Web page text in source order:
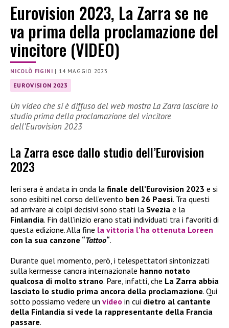
Eurovision 2023, La Zarra se ne
va prima della proclamazione del
vincitore (VIDEO)
NICOLÒ FIGINI | 14 MAGGIO 2023
EUROVISION 2023
Un video che si è diffuso del web mostra La Zarra lasciare lo
studio prima della proclamazione del vincitore
dell’Eurovision 2023
La Zarra esce dallo studio dell’Eurovision
2023
Ieri sera è andata in onda la finale dell’Eurovision 2023 e si
sono esibiti nel corso dell’evento ben 26 Paesi. Tra questi
ad arrivare ai colpi decisivi sono stati la Svezia e la
Finlandia. Fin dall’inizio erano stati individuati tra i favoriti di
questa edizione. Alla fine la vittoria l’ha ottenuta Loreen
con la sua canzone “Tattoo“.
Durante quel momento, però, i telespettatori sintonizzati
sulla kermesse canora internazionale hanno notato
qualcosa di molto strano. Pare, infatti, che La Zarra abbia
lasciato lo studio prima ancora della proclamazione. Qui
sotto possiamo vedere un video in cui dietro al cantante
della Finlandia si vede la rappresentante della Francia
passare.